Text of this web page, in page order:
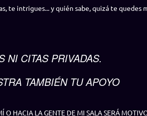
te intrigues... y quién sabe, quizá te quedes
NI CITAS PRIVADAS.
TAMBIÉN TU APOYO
O HACIA LA GENTE DE MI SALA SERÁ